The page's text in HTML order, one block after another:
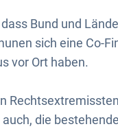
Bund und
sich eine Co-
vor Ort haben.
die